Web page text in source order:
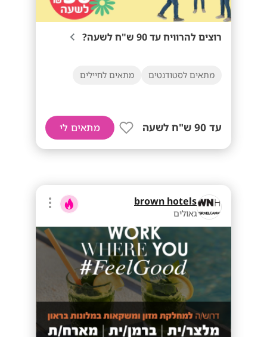
רוצים להרוויח עד 90 ש"ח לשעה?
מתאים לסטודנטים מתאים לחיילים
עד 90 ש"ח לשעה מתאים לי
brown hotels
גאולים